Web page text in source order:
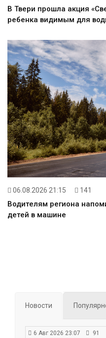
В Твери прошла акция
ребенка видимым для
06.08.2026 21:15 141
Водителям региона
детей в машине
Новости
6 Авг 2026 23:07 91